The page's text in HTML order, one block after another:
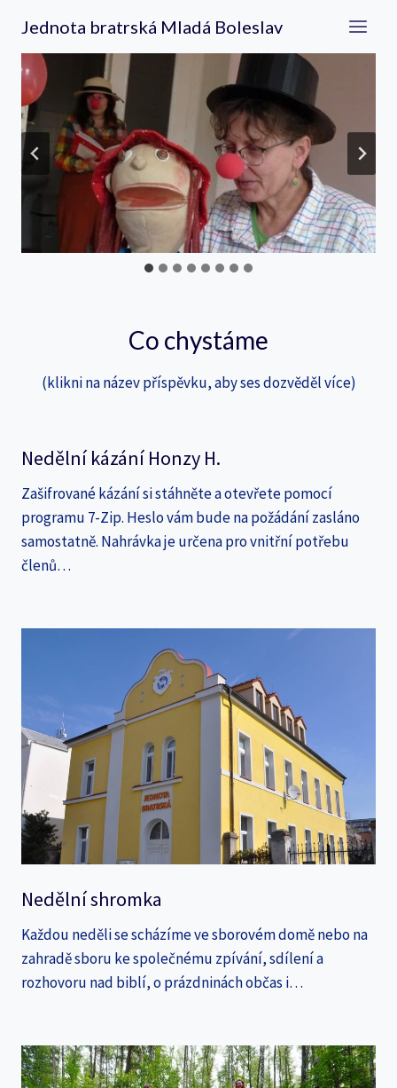
obsah
Jednota bratrská Mladá Boleslav
Co chystáme
(klikni na název příspěvku, aby ses dozvěděl více)
Nedělní kázání Honzy H.
Zašifrované kázání si stáhněte a otevřete pomocí
programu 7-Zip. Heslo vám bude na požádání zasláno
samostatně. Nahrávka je určena pro vnitřní potřebu
členů…
Nedělní shromka
Každou neděli se scházíme ve sborovém domě nebo na
zahradě sboru ke společnému zpívání, sdílení a
rozhovoru nad biblí, o prázdninách občas i…